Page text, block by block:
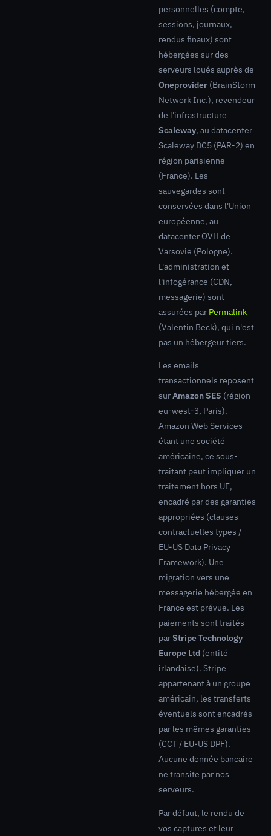
personnelles (compte,
sessions, journaux,
rendus finaux) sont
hébergées sur des
serveurs loués auprès de
Oneprovider (BrainStorm
Network Inc.), revendeur
de l'infrastructure
Scaleway, au datacenter
Scaleway DC5 (PAR-2) en
région parisienne
(France). Les
sauvegardes sont
conservées dans l'Union
européenne, au
datacenter OVH de
Varsovie (Pologne).
L'administration et
l'infogérance (CDN,
messagerie) sont
assurées par Permalink
(Valentin Beck), qui n'est
pas un hébergeur tiers.
Les emails
transactionnels reposent
surAmazon SES (région
eu-west-3, Paris).
Amazon Web Services
étant une société
américaine, ce sous-
traitant peut impliquer un
traitement hors UE,
encadré par des garanties
appropriées (clauses
contractuelles types /
EU-US Data Privacy
Framework). Une
migration vers une
messagerie hébergée en
France est prévue. Les
paiements sont traités
parStripe Technology
Europe Ltd (entité
irlandaise). Stripe
appartenant à un groupe
américain, les transferts
éventuels sont encadrés
par les mêmes garanties
(CCT / EU-US DPF).
Aucune donnée bancaire
ne transite par nos
serveurs.
Par défaut, le rendu de
vos captures et leur